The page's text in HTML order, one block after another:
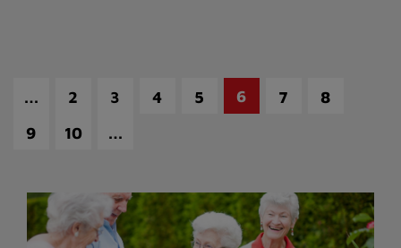
… 2 3 4 5 6 7
8
9
10 …